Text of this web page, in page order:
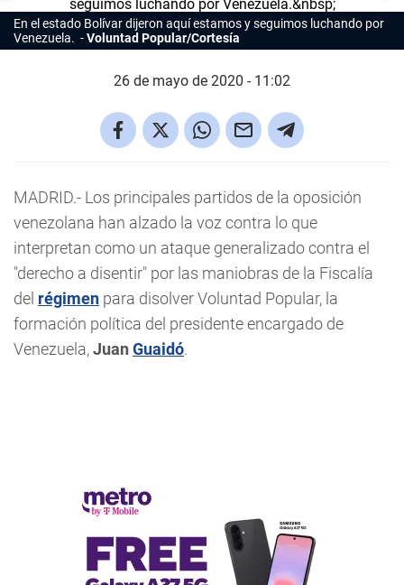
En el estado Bolívar dijeron aquí estamos y seguimos luchando por
Venezuela.
Voluntad Popular/Cortesía
26 de mayo de 2020 - 11:02
MADRID.- Los principales partidos de la oposición
venezolana han alzado la voz contra lo que
interpretan como un ataque generalizado contra el
"derecho a disentir" por las maniobras de la Fiscalía
del régimen para disolver Voluntad Popular, la
formación política del presidente encargado de
Venezuela,Juan Guaidó.